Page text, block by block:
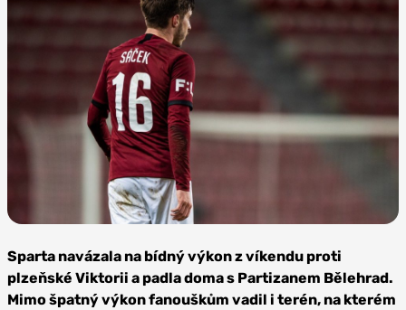
Sparta Praha
Sparta navázala na bídný výkon z víkendu proti
plzeňské Viktorii a padla doma s Partizanem Bělehrad.
Mimo špatný výkon fanouškům vadil i terén, na kterém